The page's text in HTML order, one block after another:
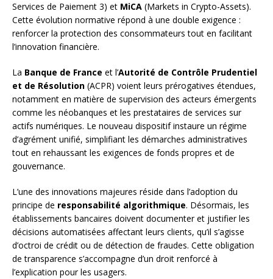
Services de Paiement 3) et MiCA (Markets in Crypto-Assets).
Cette évolution normative répond à une double exigence :
renforcer la protection des consommateurs tout en facilitant
l’innovation financière.
La Banque de France et l’Autorité de Contrôle Prudentiel
et de Résolution (ACPR) voient leurs prérogatives étendues,
notamment en matière de supervision des acteurs émergents
comme les néobanques et les prestataires de services sur
actifs numériques. Le nouveau dispositif instaure un régime
d’agrément unifié, simplifiant les démarches administratives
tout en rehaussant les exigences de fonds propres et de
gouvernance.
L’une des innovations majeures réside dans l’adoption du
principe de responsabilité algorithmique. Désormais, les
établissements bancaires doivent documenter et justifier les
décisions automatisées affectant leurs clients, qu’il s’agisse
d’octroi de crédit ou de détection de fraudes. Cette obligation
de transparence s’accompagne d’un droit renforcé à
l’explication pour les usagers.